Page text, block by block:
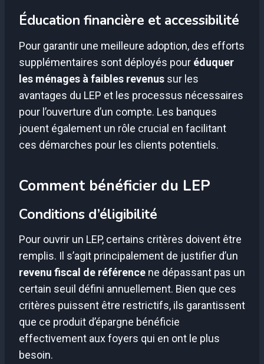
Éducation financière et accessibilité
Pour garantir une meilleure adoption, des efforts
supplémentaires sont déployés pour éduquer
les ménages à faibles revenus sur les
avantages du LEP et les processus nécessaires
pour l’ouverture d’un compte. Les banques
jouent également un rôle crucial en facilitant
ces démarches pour les clients potentiels.
Comment bénéficier du LEP
Conditions d’éligibilité
Pour ouvrir un LEP, certains critères doivent être
remplis. Il s’agit principalement de justifier d’un
revenu fiscal de référence ne dépassant pas un
certain seuil défini annuellement. Bien que ces
critères puissent être restrictifs, ils garantissent
que ce produit d’épargne bénéficie
effectivement aux foyers qui en ont le plus
besoin.